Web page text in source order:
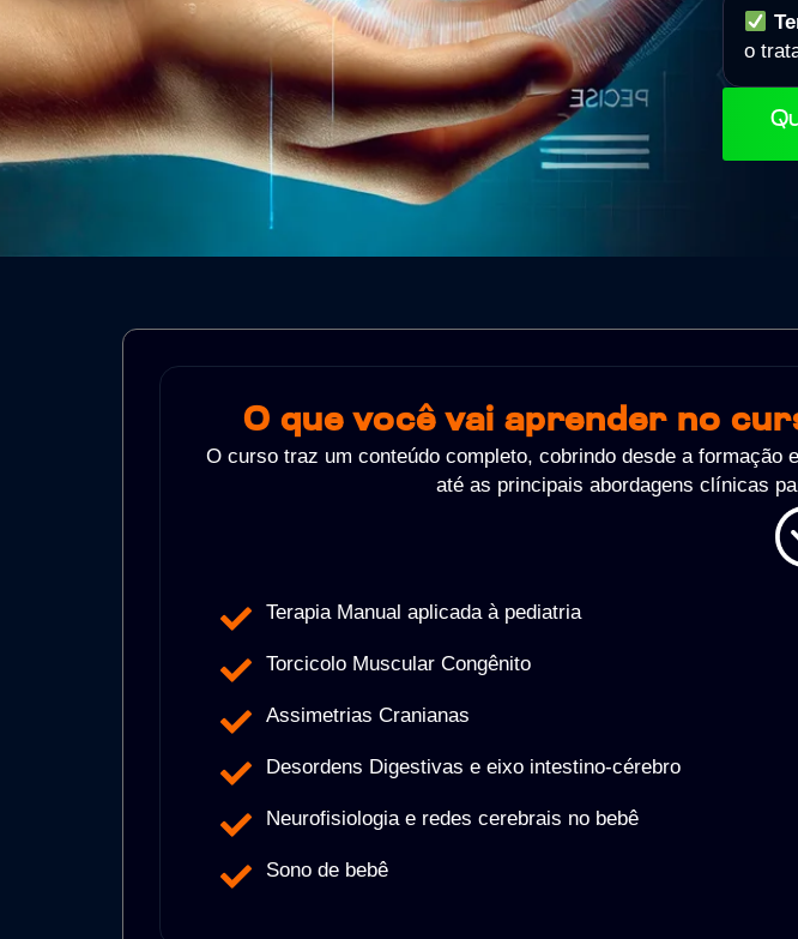
o
O que você vai aprender no
O curso traz um conteúdo completo, cobrindo desde a
até as principais abordagens clínicas
Terapia Manual aplicada à pediatria
Torcicolo Muscular Congênito
Assimetrias Cranianas
Desordens Digestivas e eixo intestino-cérebro
Neurofisiologia e redes cerebrais no bebê
Sono de bebê